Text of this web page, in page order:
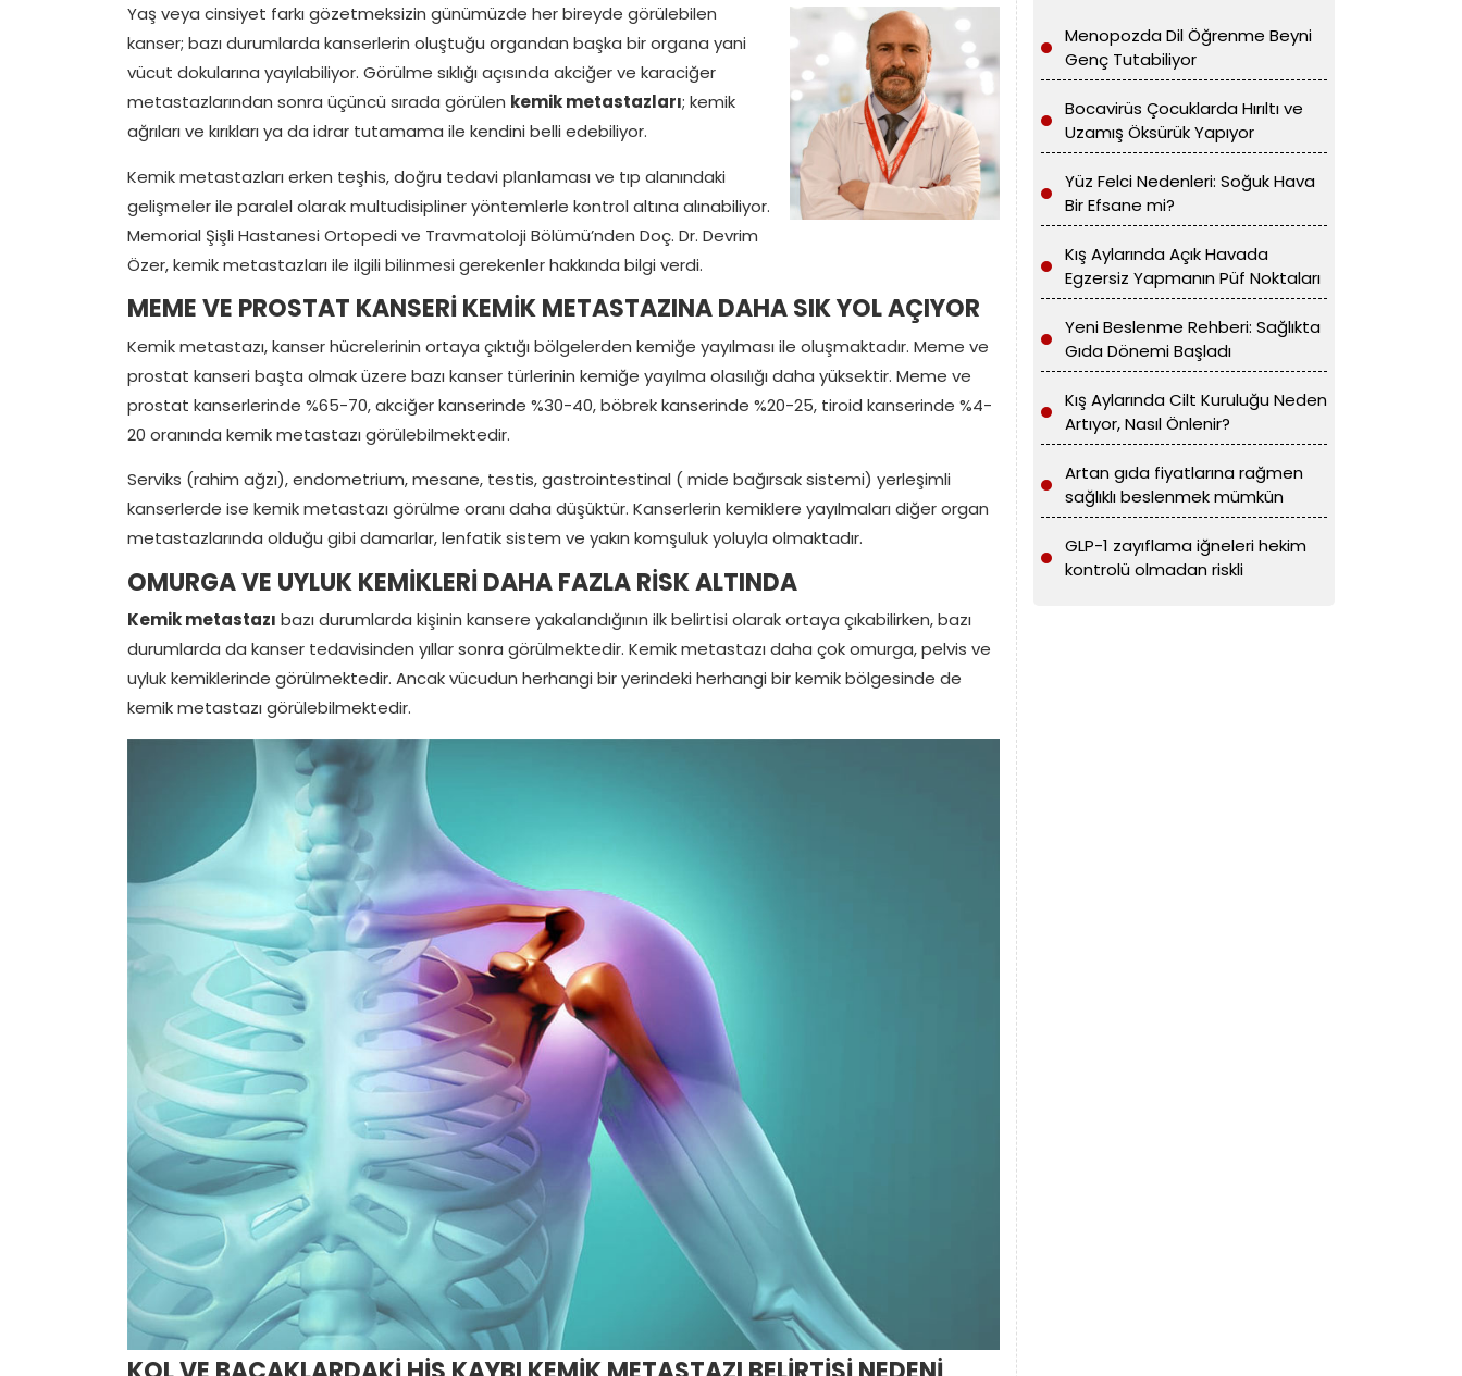
Yaş veya cinsiyet farkı gözetmeksizin günümüzde her bireyde görülebilen
kanser; bazı durumlarda kanserlerin oluştuğu organdan başka bir organa yani
vücut dokularına yayılabiliyor. Görülme sıklığı açısında akciğer ve karaciğer
metastazlarından sonra üçüncü sırada görülen kemik metastazları; kemik
ağrıları ve kırıkları ya da idrar tutamama ile kendini belli edebiliyor.
Kemik metastazları erken teşhis, doğru tedavi planlaması ve tıp alanındaki
gelişmeler ile paralel olarak multudisipliner yöntemlerle kontrol altına alınabiliyor.
Memorial Şişli Hastanesi Ortopedi ve Travmatoloji Bölümü’nden Doç. Dr. Devrim
Özer, kemik metastazları ile ilgili bilinmesi gerekenler hakkında bilgi verdi.
MEME VE PROSTAT KANSERİ KEMİK METASTAZINA DAHA SIK YOL AÇIYOR
Kemik metastazı, kanser hücrelerinin ortaya çıktığı bölgelerden kemiğe yayılması ile oluşmaktadır. Meme ve
prostat kanseri başta olmak üzere bazı kanser türlerinin kemiğe yayılma olasılığı daha yüksektir. Meme ve
prostat kanserlerinde %65-70, akciğer kanserinde %30-40, böbrek kanserinde %20-25, tiroid kanserinde %4-
20 oranında kemik metastazı görülebilmektedir.
Serviks (rahim ağzı), endometrium, mesane, testis, gastrointestinal ( mide bağırsak sistemi) yerleşimli
kanserlerde ise kemik metastazı görülme oranı daha düşüktür. Kanserlerin kemiklere yayılmaları diğer organ
metastazlarında olduğu gibi damarlar, lenfatik sistem ve yakın komşuluk yoluyla olmaktadır.
OMURGA VE UYLUK KEMİKLERİ DAHA FAZLA RİSK ALTINDA
Kemik metastazı bazı durumlarda kişinin kansere yakalandığının ilk belirtisi olarak ortaya çıkabilirken, bazı
durumlarda da kanser tedavisinden yıllar sonra görülmektedir. Kemik metastazı daha çok omurga, pelvis ve
uyluk kemiklerinde görülmektedir. Ancak vücudun herhangi bir yerindeki herhangi bir kemik bölgesinde de
kemik metastazı görülebilmektedir.
Menopozda Dil Öğrenme Beyni
Genç Tutabiliyor
Bocavirüs Çocuklarda Hırıltı ve
Uzamış Öksürük Yapıyor
Yüz Felci Nedenleri: Soğuk Hava
Bir Efsane mi?
Kış Aylarında Açık Havada
Egzersiz Yapmanın Püf Noktaları
Yeni Beslenme Rehberi: Sağlıkta
Gıda Dönemi Başladı
Kış Aylarında Cilt Kuruluğu Neden
Artıyor, Nasıl Önlenir?
Artan gıda fiyatlarına rağmen
sağlıklı beslenmek mümkün
GLP-1 zayıflama iğneleri hekim
kontrolü olmadan riskli